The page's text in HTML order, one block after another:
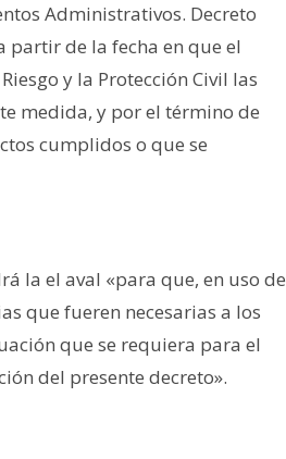
Administrativos. Decreto
partir de la fecha en que el
y la Protección Civil las
medida, y por el término de
cumplidos o que se
la el aval «para que, en uso de
que fueren necesarias a los
que se requiera para el
del presente decreto».